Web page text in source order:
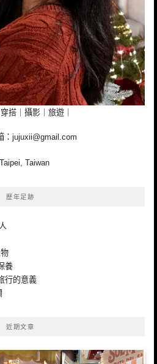
搭｜攝影｜旅遊｜
： jujuxii@gmail.com
Taipei, Taiwan
歷年足跡
養
行的意義
近期文章